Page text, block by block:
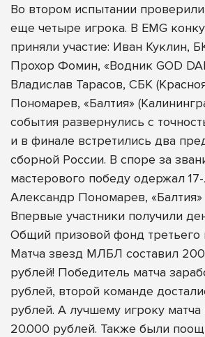
Во втором испытании
еще четыре игрока. В EMG
приняли участие: Иван Куклин,
Прохор Фомин, «Водник GOD
Владислав Тарасов, СБК
Пономарев, «Балтия»
события развернулись с
и в финале встретились два
сборной России. В споре за
мастерового победу одержал
Александр Пономарев, «Балтия»
Впервые участники получили
Общий призовой фонд третьего
Матча звезд МЛБЛ составил
рублей! Победитель матча
рублей, второй команде
рублей. А лучшему игроку матча
20.000 рублей. Также были